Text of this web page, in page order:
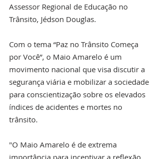
Assessor Regional de Educação no
Trânsito, Jédson Douglas.
Com o tema “Paz no Trânsito Começa
por Você”, o Maio Amarelo é um
movimento nacional que visa discutir a
segurança viária e mobilizar a sociedade
para conscientização sobre os elevados
índices de acidentes e mortes no
trânsito.
"O Maio Amarelo é de extrema